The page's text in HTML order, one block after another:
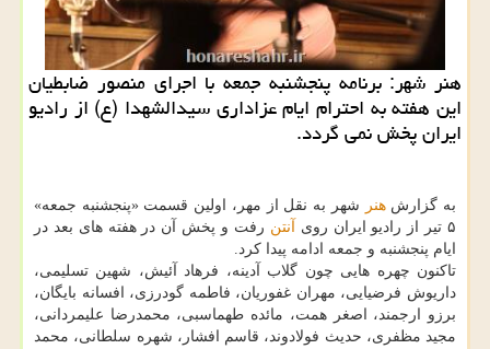
هنر شهر: برنامه پنجشنبه جمعه با اجرای منصور ضابطیان
این هفته به احترام ایام عزاداری سیدالشهدا (ع) از رادیو
ایران پخش نمی گردد.
به گزارشهنر
شهر به نقل از مهر، اولین قسمت «پنجشنبه جمعه»
۵ تیر از رادیو ایران روی
آنتن رفت و پخش آن در هفته های بعد در
ایام پنجشنبه و جمعه ادامه پیدا کرد.
تاکنون چهره هایی چون گلاب آدینه، فرهاد آئیش، شهین تسلیمی،
داریوش فرضیایی، مهران غفوریان، فاطمه گودرزی، افسانه بایگان،
برزو ارجمند، اصغر همت، مائده طهماسبی، محمدرضا علیمردانی،
مجید مظفری، حدیث فولادوند، قاسم افشار، شهره سلطانی، محمد